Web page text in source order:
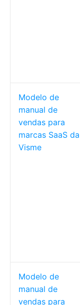
Modelo de
manual de
vendas para
marcas SaaS da
Visme
Modelo de
manual de
vendas para